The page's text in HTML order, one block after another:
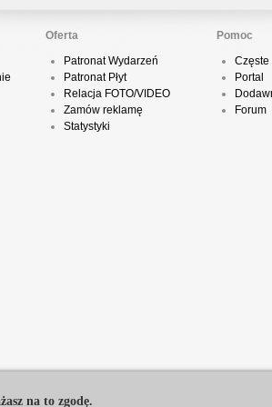
Oferta
Patronat Wydarzeń
Patronat Płyt
Relacja FOTO/VIDEO
Zamów reklamę
Statystyki
Pomoc
Częste
Portal
Forum
na to zgodę.